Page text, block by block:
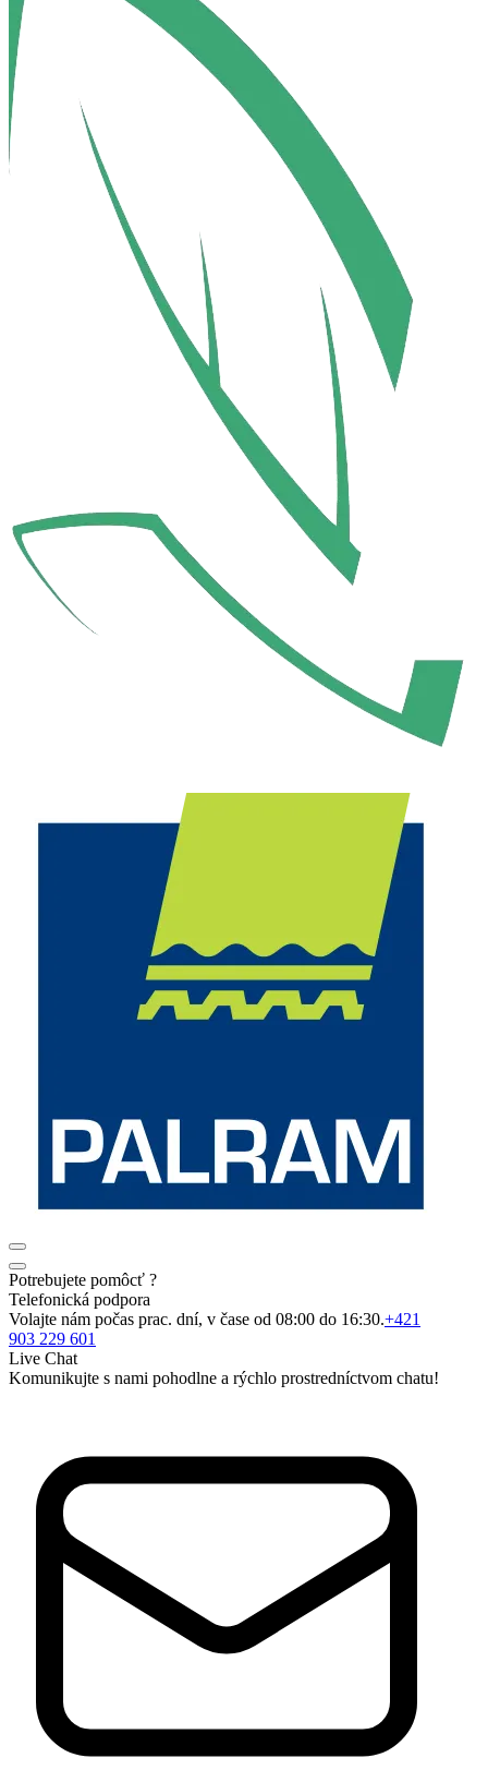
Potrebujete pomôcť ?
Telefonická podpora
Volajte nám počas prac. dní, v čase od 08:00 do 16:30.+421
903 229 601
Live Chat
Komunikujte s nami pohodlne a rýchlo prostredníctvom chatu!